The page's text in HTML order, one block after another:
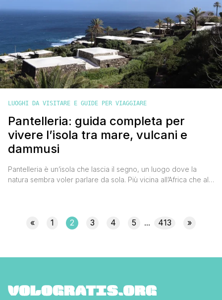
LUOGHI DA VISITARE E GUIDE PER VIAGGIARE
Pantelleria: guida completa per
vivere l’isola tra mare, vulcani e
dammusi
Pantelleria è un’isola che lascia il segno, un luogo dove la
natura sembra voler parlare da sola. Più vicina all’Africa che alla
spiagge affollate né città frenetiche, ma [']
« 1 2 3 4 5 ... 413 »